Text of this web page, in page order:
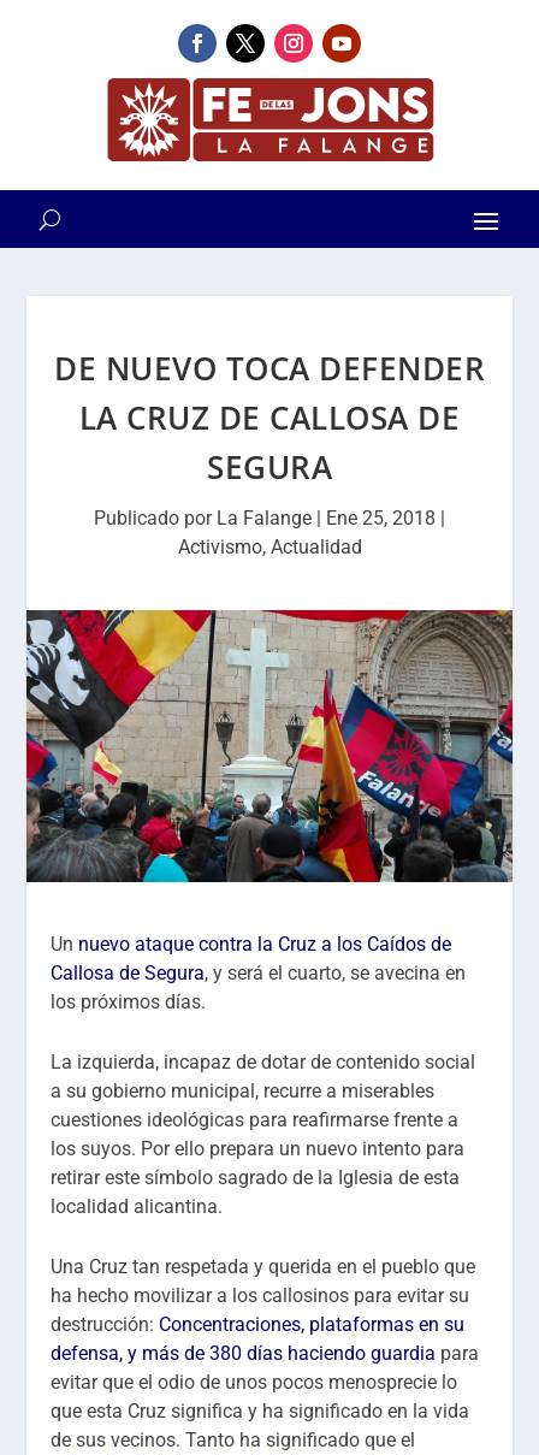
DE NUEVO TOCA DEFENDER
LA CRUZ DE CALLOSA DE
SEGURA
Publicado por La Falange | Ene 25, 2018 |
Activismo, Actualidad
Un nuevo ataque contra la Cruz a los Caídos de
Callosa de Segura, y será el cuarto, se avecina en
los próximos días.
La izquierda, incapaz de dotar de contenido social
a su gobierno municipal, recurre a miserables
cuestiones ideológicas para reafirmarse frente a
los suyos. Por ello prepara un nuevo intento para
retirar este símbolo sagrado de la Iglesia de esta
localidad alicantina.
Una Cruz tan respetada y querida en el pueblo que
ha hecho movilizar a los callosinos para evitar su
destrucción: Concentraciones, plataformas en su
defensa, y más de 380 días haciendo guardia para
evitar que el odio de unos pocos menosprecie lo
que esta Cruz significa y ha significado en la vida
de sus vecinos. Tanto ha significado que el